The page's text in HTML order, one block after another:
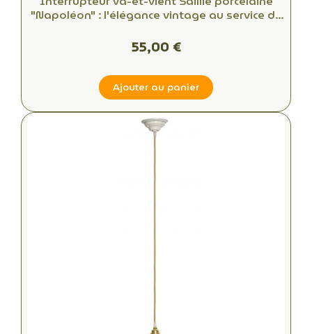
"Napoléon" : l'élégance vintage au service de
55,00 €
Ajouter au panier